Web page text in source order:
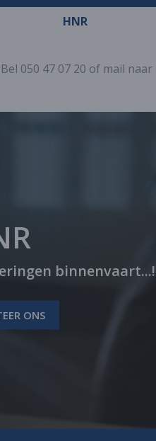
HNR
Bel 050 47 07 20 of mail naar
binnenvaart...!
ONS